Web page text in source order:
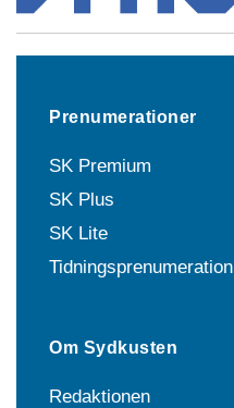
Prenumerationer
SK Premium
SK Plus
SK Lite
Tidningsprenumeration
Om Sydkusten
Redaktionen